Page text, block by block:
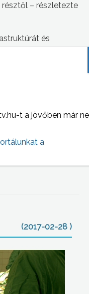
– részletezte
és
de a lakóépületek,
szintén
egészében egy
részleg
(2017-02-28 )
t a jövőben már
a